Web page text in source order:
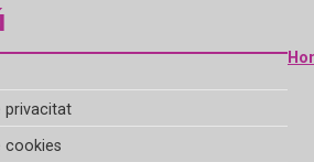
privacitat
cookies